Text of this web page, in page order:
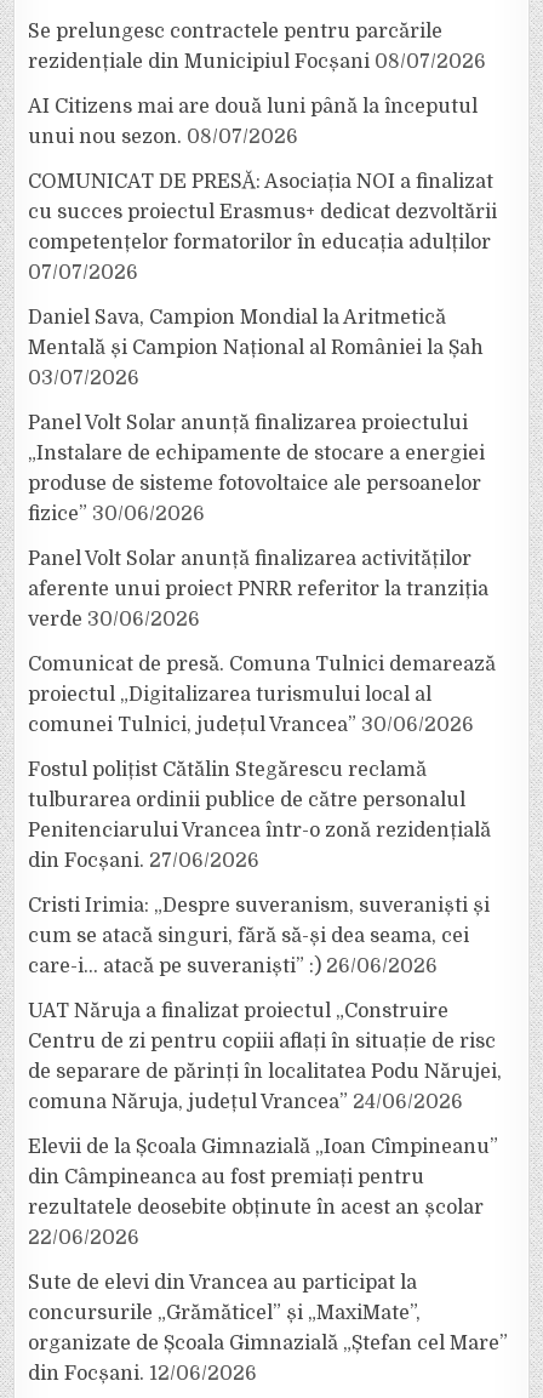
Se prelungesc contractele pentru parcările
rezidențiale din Municipiul Focșani 08/07/2026
AI Citizens mai are două luni până la începutul
unui nou sezon. 08/07/2026
COMUNICAT DE PRESĂ: Asociația NOI a finalizat
cu succes proiectul Erasmus+ dedicat dezvoltării
competențelor formatorilor în educația adulților
07/07/2026
Daniel Sava, Campion Mondial la Aritmetică
Mentală și Campion Național al României la Șah
03/07/2026
Panel Volt Solar anunță finalizarea proiectului
„Instalare de echipamente de stocare a energiei
produse de sisteme fotovoltaice ale persoanelor
fizice” 30/06/2026
Panel Volt Solar anunță finalizarea activităților
aferente unui proiect PNRR referitor la tranziția
verde 30/06/2026
Comunicat de presă. Comuna Tulnici demarează
proiectul „Digitalizarea turismului local al
comunei Tulnici, județul Vrancea” 30/06/2026
Fostul polițist Cătălin Stegărescu reclamă
tulburarea ordinii publice de către personalul
Penitenciarului Vrancea într-o zonă rezidențială
din Focșani. 27/06/2026
Cristi Irimia: „Despre suveranism, suveraniști și
cum se atacă singuri, fără să-și dea seama, cei
care-i… atacă pe suveraniști” :) 26/06/2026
UAT Năruja a finalizat proiectul „Construire
Centru de zi pentru copiii aflați în situație de risc
de separare de părinți în localitatea Podu Nărujei,
comuna Năruja, județul Vrancea” 24/06/2026
Elevii de la Școala Gimnazială „Ioan Cîmpineanu”
din Câmpineanca au fost premiați pentru
rezultatele deosebite obținute în acest an școlar
22/06/2026
Sute de elevi din Vrancea au participat la
concursurile „Grămăticel” și „MaxiMate”,
organizate de Școala Gimnazială „Ștefan cel Mare”
din Focșani. 12/06/2026